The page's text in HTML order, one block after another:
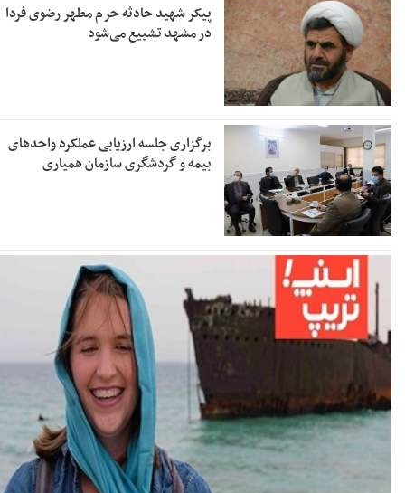
پیکر شهید حادثه حرم مطهر رضوی فردا
در مشهد تشییع می‌شود
برگزاری جلسه ارزیابی عملکرد واحدهای
بیمه و گردشگری سازمان همیاری